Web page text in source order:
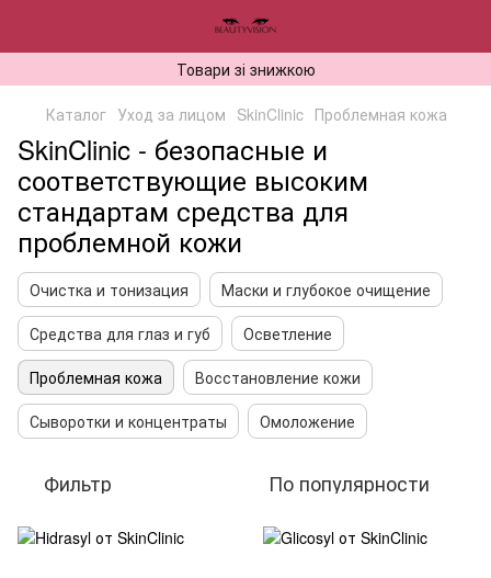
Товари зі знижкою
Каталог Уход за лицом SkinClinic Проблемная кожа
SkinClinic - безопасные и
соответствующие высоким
стандартам средства для
проблемной кожи
Очистка и тонизация
Маски и глубокое очищение
Средства для глаз и губ
Осветление
Проблемная кожа
Восстановление кожи
Сыворотки и концентраты
Омоложение
Фильтр По популярности